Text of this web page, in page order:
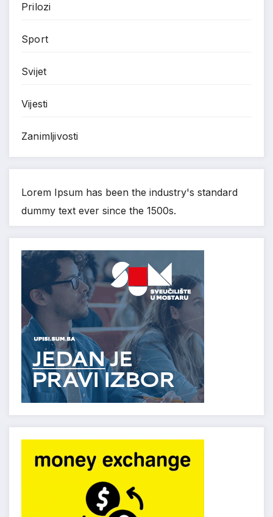
Prilozi
Sport
Svijet
Vijesti
Zanimljivosti
Lorem Ipsum has been the industry's standard
dummy text ever since the 1500s.